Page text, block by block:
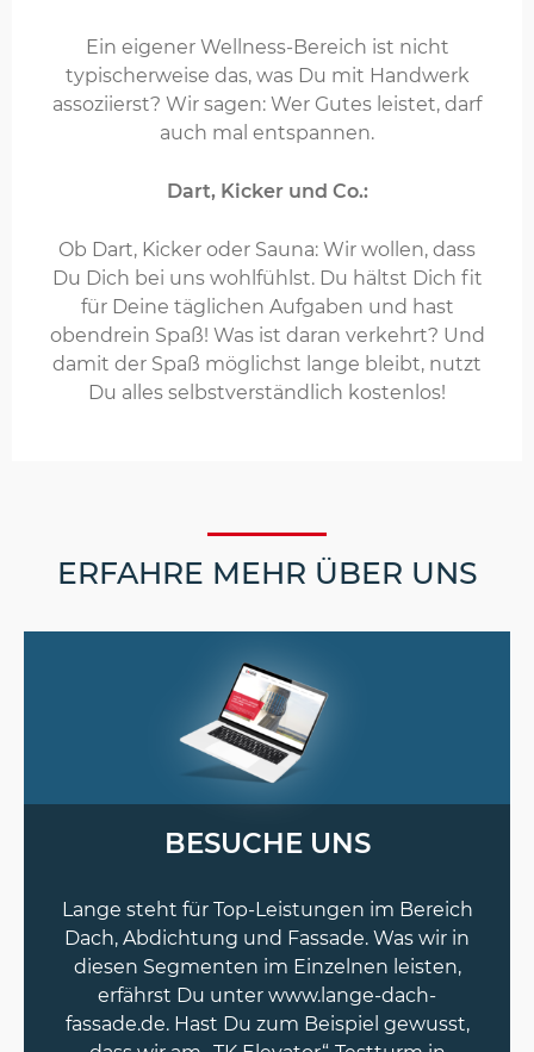
Ein eigener Wellness-Bereich ist nicht
typischerweise das, was Du mit Handwerk
assoziierst? Wir sagen: Wer Gutes leistet, darf
auch mal entspannen.
Dart, Kicker und Co.:
Ob Dart, Kicker oder Sauna: Wir wollen, dass
Du Dich bei uns wohlfühlst. Du hältst Dich fit
für Deine täglichen Aufgaben und hast
obendrein Spaß! Was ist daran verkehrt? Und
damit der Spaß möglichst lange bleibt, nutzt
Du alles selbstverständlich kostenlos!
ERFAHRE MEHR ÜBER UNS
BESUCHE UNS
Lange steht für Top-Leistungen im Bereich
Dach, Abdichtung und Fassade. Was wir in
diesen Segmenten im Einzelnen leisten,
erfährst Du unter www.lange-dach-
fassade.de. Hast Du zum Beispiel gewusst,